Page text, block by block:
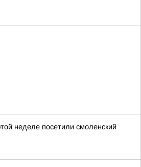
неделе посетили смоленский